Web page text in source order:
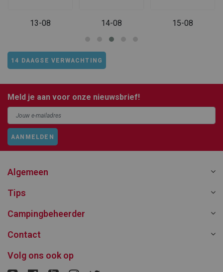
13-08 14-08 15-08
14 DAAGSE VERWACHTING
Meld je aan voor onze nieuwsbrief!
AANMELDEN
Algemeen
Tips
Campingbeheerder
Contact
Volg ons ook op